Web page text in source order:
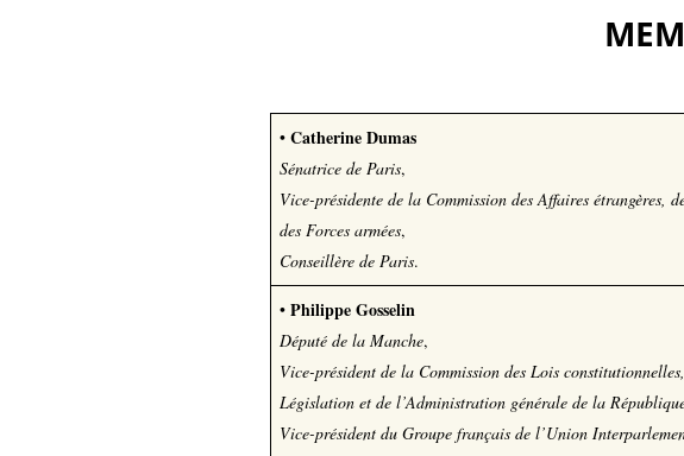
• Catherine Dumas
Sénatrice de Paris,
Vice-présidente de la Commission des Affaires étrangères,
des Forces armées,
Conseillère de Paris.
• Philippe Gosselin
Député de la Manche,
Vice-président de la Commission des Lois constitutionnelles,
Législation et de l’Administration générale de la
Vice-président du Groupe français de l’Union